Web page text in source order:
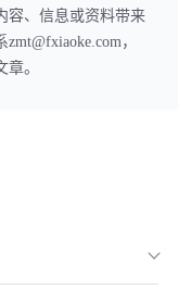
容、信息或资料带来
，
。